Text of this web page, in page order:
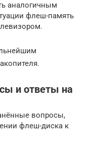
аналогичным
флеш-память
и ответы на
вопросы,
флеш-диска к